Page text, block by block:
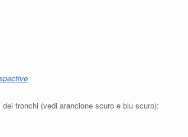
tronchi (vedi arancione scuro e blu scuro):